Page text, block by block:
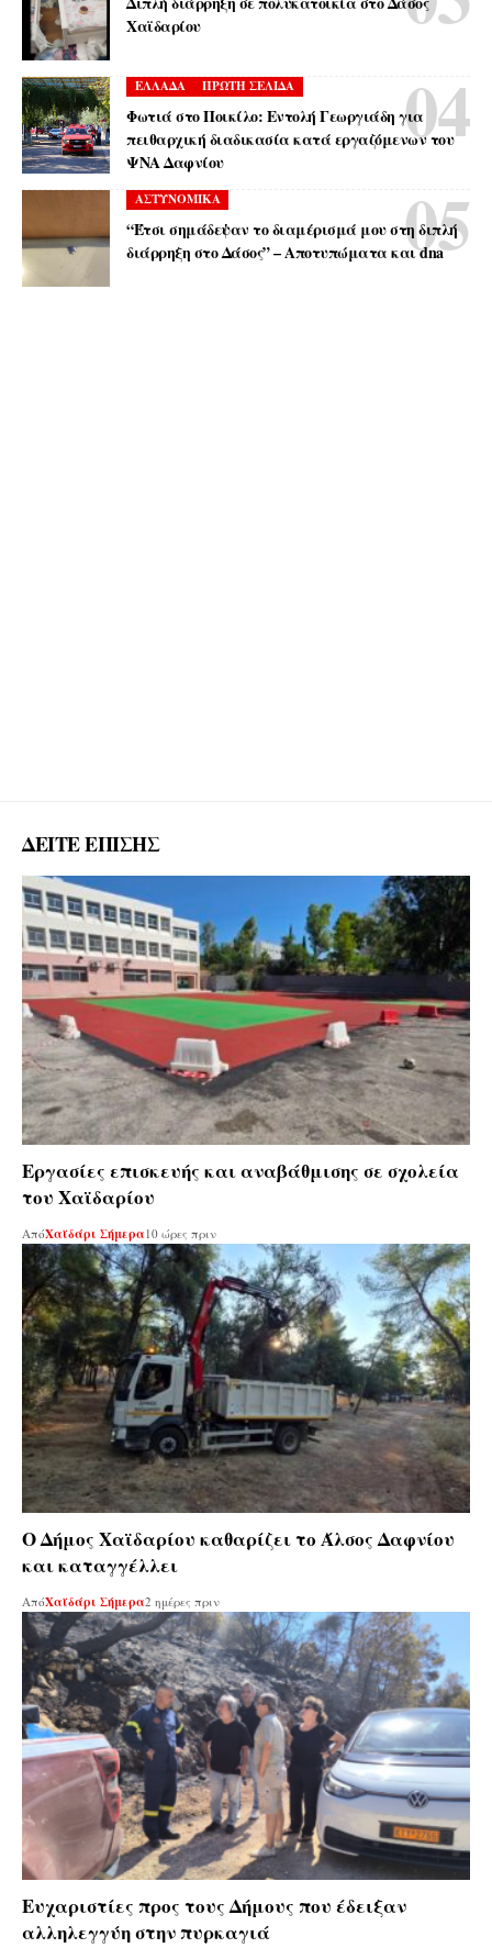
Χαϊδαρίου
ΕΛΛΑΔΑ ΠΡΩΤΗ ΣΕΛΙΔΑ
Φωτιά στο Ποικίλο: Εντολή Γεωργιάδη για
πειθαρχική διαδικασία κατά εργαζόμενων του
ΨΝΑ Δαφνίου
ΑΣΤΥΝΟΜΙΚΑ
“Έτσι σημάδεψαν το διαμέρισμά μου στη διπλή
διάρρηξη στο Δάσος” – Αποτυπώματα και dna
ΔΕΙΤΕ ΕΠΙΣΗΣ
Εργασίες επισκευής και αναβάθμισης σε σχολεία
του Χαϊδαρίου
ΑπόΧαϊδάρι Σήμερα 10 ώρες πριν
Ο Δήμος Χαϊδαρίου καθαρίζει το Άλσος Δαφνίου
και καταγγέλλει
ΑπόΧαϊδάρι Σήμερα2 ημέρες πριν
Ευχαριστίες προς τους Δήμους που έδειξαν
αλληλεγγύη στην πυρκαγιά